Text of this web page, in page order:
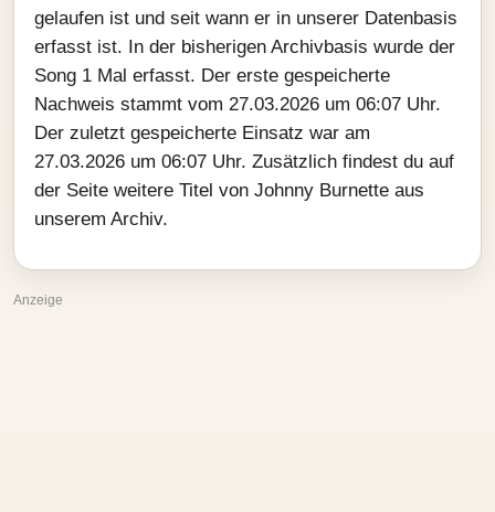
gelaufen ist und seit wann er in unserer Datenbasis
erfasst ist. In der bisherigen Archivbasis wurde der
Song 1 Mal erfasst. Der erste gespeicherte
Nachweis stammt vom 27.03.2026 um 06:07 Uhr.
Der zuletzt gespeicherte Einsatz war am
27.03.2026 um 06:07 Uhr. Zusätzlich findest du auf
der Seite weitere Titel von Johnny Burnette aus
unserem Archiv.
Anzeige